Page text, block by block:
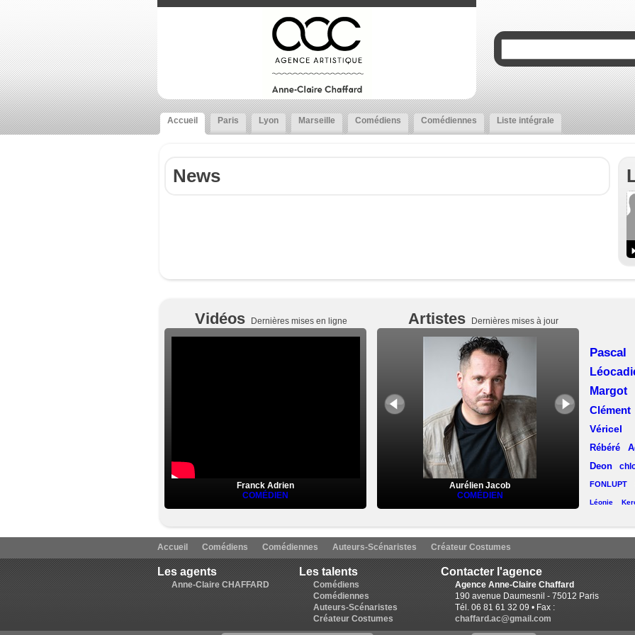
Accueil Paris Lyon Marseille Comédiens Comédiennes Liste intégrale
News
Vidéos Dernières mises en ligne
Franck Adrien
COMÉDIEN
Artistes Dernières mises à jour
Aurélien Jacob
COMÉDIEN
Véricel
Rébéré
Deon
FONLUPT
Léonie
Lise Chevalier
Ruchat
Lorin
Accueil Comédiens Comédiennes Auteurs-Scénaristes Créateur Costumes
Les agents
Anne-Claire CHAFFARD
Les talents
Comédiens
Comédiennes
Auteurs-Scénaristes
Créateur Costumes
Contacter l'agence
Agence Anne-Claire Chaffard
190 avenue Daumesnil - 75012 Paris
Tél. 06 81 61 32 09 • Fax :
chaffard.ac@gmail.com